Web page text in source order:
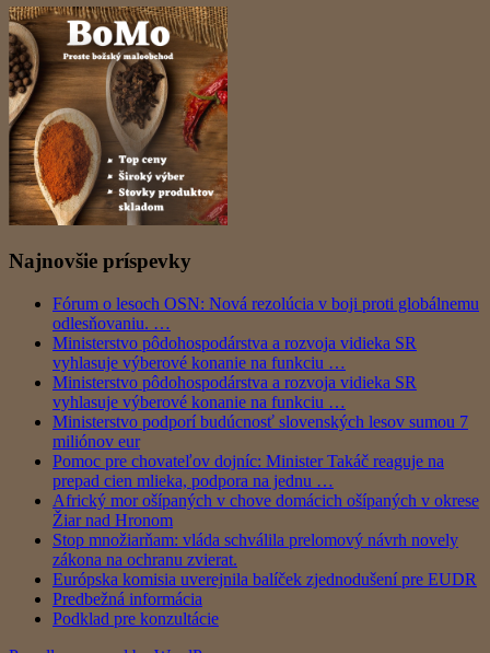
Najnovšie príspevky
Fórum o lesoch OSN: Nová rezolúcia v boji proti globálnemu
odlesňovaniu. …
Ministerstvo pôdohospodárstva a rozvoja vidieka SR
vyhlasuje výberové konanie na funkciu …
Ministerstvo pôdohospodárstva a rozvoja vidieka SR
vyhlasuje výberové konanie na funkciu …
Ministerstvo podporí budúcnosť slovenských lesov sumou 7
miliónov eur
Pomoc pre chovateľov dojníc: Minister Takáč reaguje na
prepad cien mlieka, podpora na jednu …
Africký mor ošípaných v chove domácich ošípaných v okrese
Žiar nad Hronom
Stop množiarňam: vláda schválila prelomový návrh novely
zákona na ochranu zvierat.
Európska komisia uverejnila balíček zjednodušení pre EUDR
Predbežná informácia
Podklad pre konzultácie